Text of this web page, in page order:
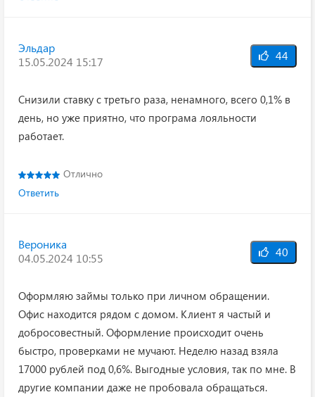
Эльдар
15.05.2024 15:17
44
Снизили ставку с третьго раза, ненамного, всего 0,1% в
день, но уже приятно, что програма лояльности
работает.
Отлично
Ответить
Вероника
04.05.2024 10:55
40
Оформляю займы только при личном обращении.
Офис находится рядом с домом. Клиент я частый и
добросовестный. Оформление происходит очень
быстро, проверками не мучают. Неделю назад взяла
17000 рублей под 0,6%. Выгодные условия, так по мне. В
другие компании даже не пробовала обращаться.